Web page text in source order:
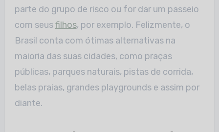
parte do grupo de risco ou for dar um passeio
com seusfilhos, por exemplo. Felizmente, o
Brasil conta com ótimas alternativas na
maioria das suas cidades, como praças
públicas, parques naturais, pistas de corrida,
belas praias, grandes playgrounds e assim por
diante.